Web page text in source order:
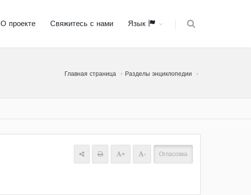
О проекте Свяжитесь с нами Язык
Главная страница Разделы энциклопедии
+ - Огласовка